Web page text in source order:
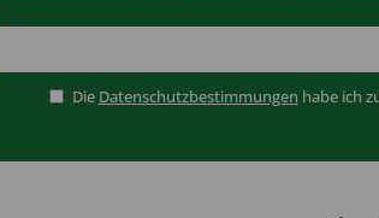
Die Datenschutzbestimmungen habe ich